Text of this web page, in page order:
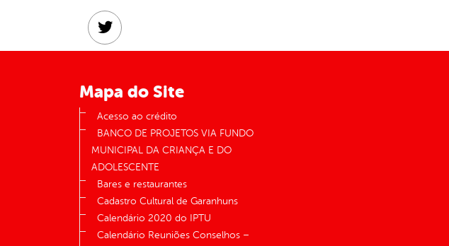
Twitter
Linkedin
Mapa do Site
Acesso ao crédito
BANCO DE PROJETOS VIA FUNDO
MUNICIPAL DA CRIANÇA E DO
ADOLESCENTE
Bares e restaurantes
Cadastro Cultural de Garanhuns
Calendário 2020 do IPTU
Calendário Reuniões Conselhos –